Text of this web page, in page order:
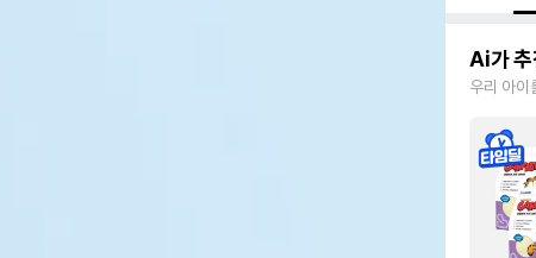
Ai가 추
우리 아이